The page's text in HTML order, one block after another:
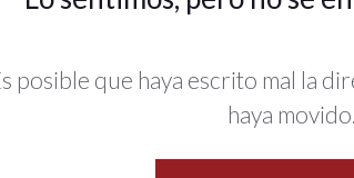
posible que haya escrito mal la
haya movido.